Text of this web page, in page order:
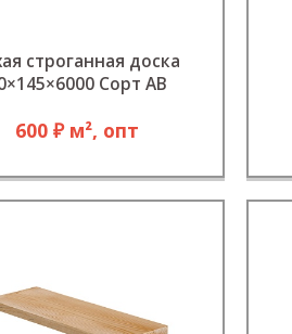
строганная доска
Сорт АВ
600 ₽ м², опт